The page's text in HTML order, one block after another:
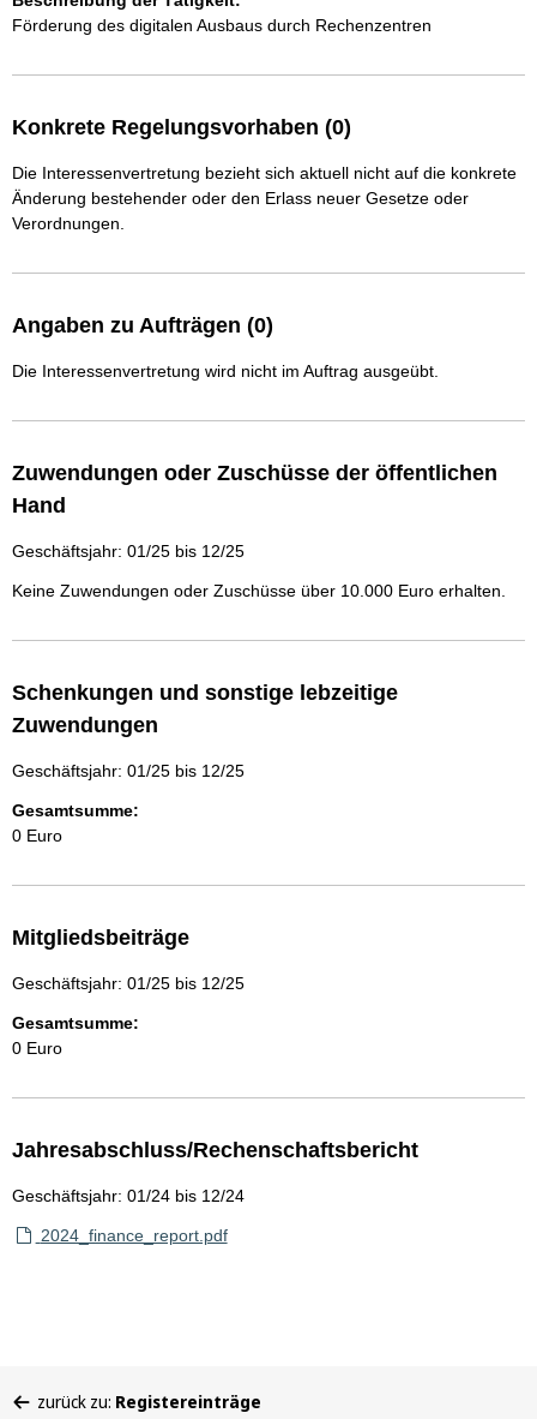
Förderung des digitalen Ausbaus durch Rechenzentren
Konkrete Regelungsvorhaben (0)
Die Interessenvertretung bezieht sich aktuell nicht auf die konkrete
Änderung bestehender oder den Erlass neuer Gesetze oder
Verordnungen.
Angaben zu Aufträgen (0)
Die Interessenvertretung wird nicht im Auftrag ausgeübt.
Zuwendungen oder Zuschüsse der öffentlichen
Hand
Geschäftsjahr: 01/25 bis 12/25
Keine Zuwendungen oder Zuschüsse über 10.000 Euro erhalten.
Schenkungen und sonstige lebzeitige
Zuwendungen
Geschäftsjahr: 01/25 bis 12/25
Gesamtsumme:
0 Euro
Mitgliedsbeiträge
Geschäftsjahr: 01/25 bis 12/25
Gesamtsumme:
0 Euro
Jahresabschluss/Rechenschaftsbericht
Geschäftsjahr: 01/24 bis 12/24
2024_finance_report.pdf
zurück zu: Registereinträge